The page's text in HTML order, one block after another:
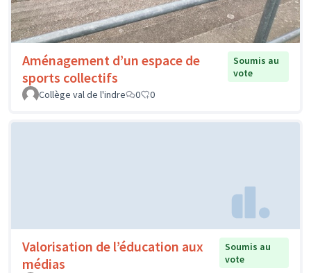
Aménagement d’un espace de
sports collectifs
Soumis au
vote
Collège val de l'indre
0 0
Valorisation de l’éducation aux
médias
Soumis au
vote